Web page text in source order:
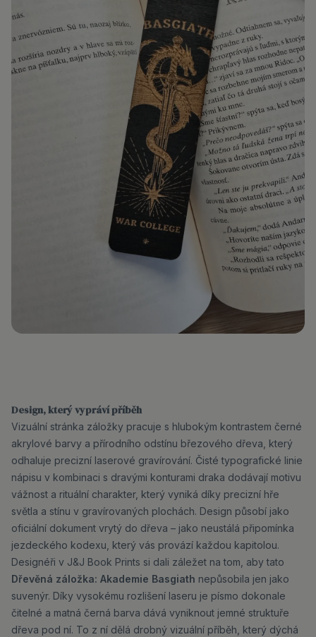
Design, který vypráví příběh
Vizuální stránka záložky pracuje s hlubokým kontrastem černé
akrylové barvy a přírodního odstínu březového dřeva, který
odhaluje precizní laserové gravírování. Čisté typografické linie
nápisu v kombinaci s dravými konturami draka dodávají motivu
vážnost a rituální charakter, který vyniká díky precizní hře
světla a stínu v gravírovaných plochách. Design působí jako
oficiální dokument vrytý do dřeva – jako neustálá připomínka
jezdeckého kodexu, který vás provází každou kapitolou.
Designéři v J&J Book Prints si dali záležet na tom, aby tato
Dřevěná záložka: Akademie Basgiath nepůsobila jen jako
suvenýr. Díky vysokému rozlišení laseru je písmo dokonale
čitelné a matná černá barva dává vyniknout jemné struktuře
dřeva pod ní. To z ní dělá drobný vizuální příběh, který dýchá